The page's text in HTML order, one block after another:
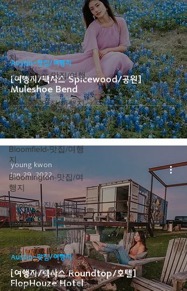
Badlands-맛집/여행
지
Baltimore-맛집/여행
지
Bar Harbor-맛집/여행
지
Baraboo-맛집/여행지
Big Bend-맛집/여행
지
Bloomfield-맛집/여행
지
Bloomington-맛집/여
행지
Boone-맛집/여행지
Boston-맛집/여행지
Boulder City-맛집/여
행지
Brawley-맛집/여행지
Bretton Woods-맛집/
[여행지/텍사스 Spicewood/공원]
Muleshoe Bend
Austin-맛집/여행지
[여행지/텍사스 Roundtop/호텔]
FlopHouze Hotel
Austin-맛집/여행지
young kwon
Jan 29, 2022